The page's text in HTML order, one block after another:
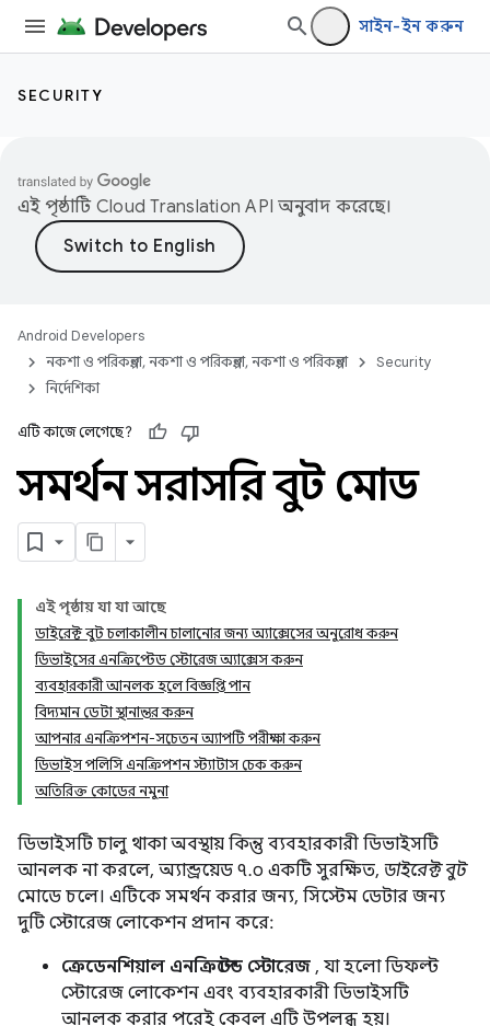
সাইন-ইন করুন
SECURITY
এই পৃষ্ঠাটি Cloud Translation API অনুবাদ করেছে।
Android Developers
নকশা ও পরিকল্পনা, নকশা ও পরিকল্পনা, নকশা ও পরিকল্পনা
Security
নির্দেশিকা
এটি কাজে লেগেছে?
সমর্থন সরাসরি বুট মোড
এই পৃষ্ঠায় যা যা আছে
ডাইরেক্ট বুট চলাকালীন চালানোর জন্য অ্যাক্সেসের অনুরোধ করুন
ডিভাইসের এনক্রিপ্টেড স্টোরেজ অ্যাক্সেস করুন
ব্যবহারকারী আনলক হলে বিজ্ঞপ্তি পান
বিদ্যমান ডেটা স্থানান্তর করুন
আপনার এনক্রিপশন-সচেতন অ্যাপটি পরীক্ষা করুন
ডিভাইস পলিসি এনক্রিপশন স্ট্যাটাস চেক করুন
অতিরিক্ত কোডের নমুনা
ডিভাইসটি চালু থাকা অবস্থায় কিন্তু ব্যবহারকারী ডিভাইসটি
আনলক না করলে, অ্যান্ড্রয়েড ৭.০ একটি সুরক্ষিত, ডাইরেক্ট বুট
মোডে চলে। এটিকে সমর্থন করার জন্য, সিস্টেম ডেটার জন্য
দুটি স্টোরেজ লোকেশন প্রদান করে:
ক্রেডেনশিয়াল এনক্রিপ্টেড স্টোরেজ , যা হলো ডিফল্ট
স্টোরেজ লোকেশন এবং ব্যবহারকারী ডিভাইসটি
আনলক করার পরেই কেবল এটি উপলব্ধ হয়।